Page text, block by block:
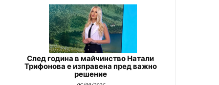
След година в майчинство Натали
Трифонова е изправена пред важно
решение